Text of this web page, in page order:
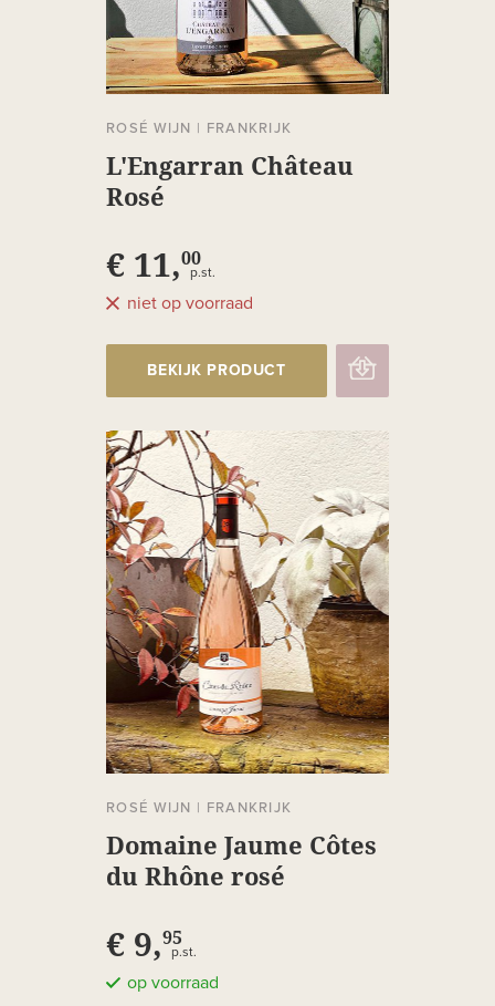
ROSÉ WIJN | FRANKRIJK
L'Engarran Château
Rosé
€ 11,00
p.st.
niet op voorraad
BEKIJK PRODUCT
ROSÉ WIJN | FRANKRIJK
Domaine Jaume Côtes
du Rhône rosé
€ 9,95
p.st.
op voorraad